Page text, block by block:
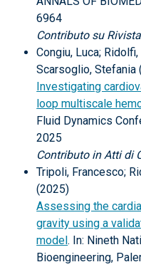
6964
Contributo su Rivista
Congiu, Luca;
Scarsoglio, Stefania
Investigating
loop multiscale
Fluid Dynamics
2025
Contributo in Atti di
Tripoli, Francesco;
(2025)
Assessing the
gravity using a
model. In: Nineth
Bioengineering,